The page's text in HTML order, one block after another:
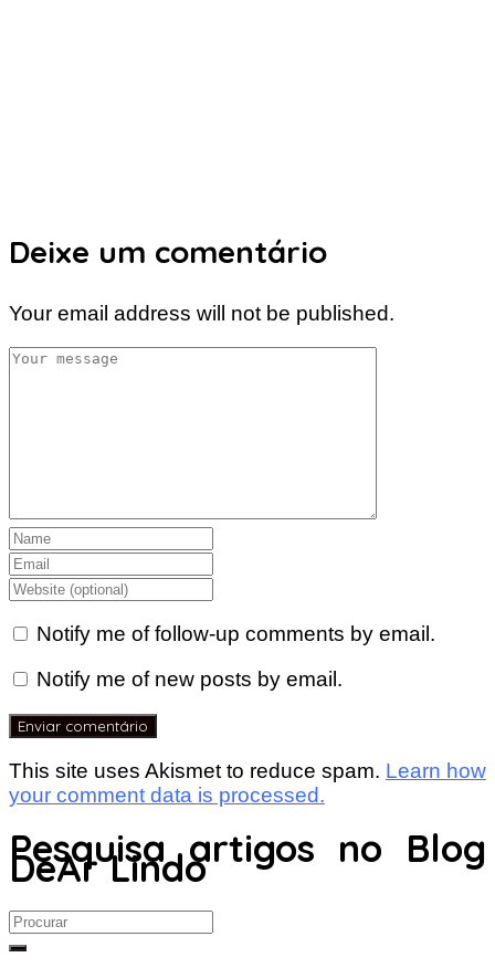
Deixe um comentário
Your email address will not be published.
Notify me of follow-up comments by email.
Notify me of new posts by email.
This site uses Akismet to reduce spam. Learn how
your comment data is processed.
Pesquisa artigos no Blog
DeAr Lindo
Search
for: